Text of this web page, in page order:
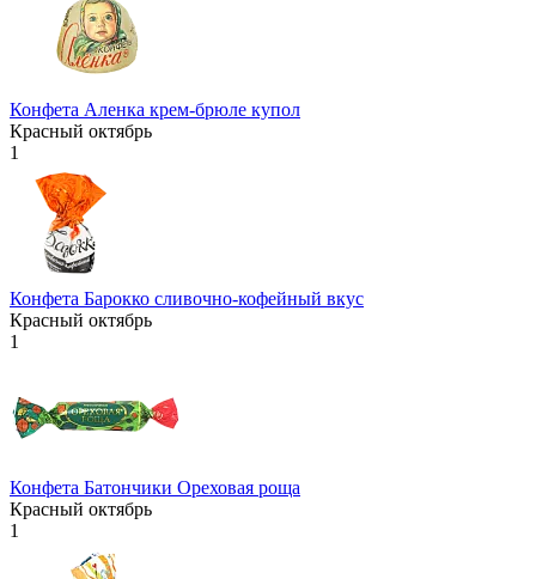
Конфета Аленка крем-брюле купол
Красный октябрь
1
Конфета Барокко сливочно-кофейный вкус
Красный октябрь
1
Конфета Батончики Ореховая роща
Красный октябрь
1